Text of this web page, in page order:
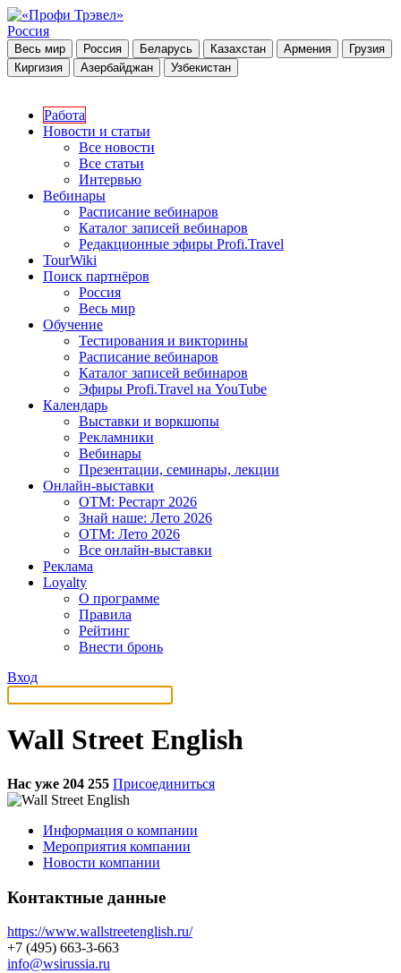
Россия
Весь мир Россия Беларусь Казахстан Армения
Грузия
Киргизия
Азербайджан Узбекистан
Работа
Новости и статьи
Все новости
Все статьи
Интервью
Вебинары
Расписание вебинаров
Каталог записей вебинаров
Редакционные эфиры Profi.Travel
TourWiki
Поиск партнёров
Россия
Весь мир
Обучение
Тестирования и викторины
Расписание вебинаров
Каталог записей вебинаров
Эфиры Profi.Travel на YouTube
Календарь
Выставки и воркшопы
Рекламники
Вебинары
Презентации, семинары, лекции
Онлайн-выставки
OTM: Рестарт 2026
Знай наше: Лето 2026
OTM: Лето 2026
Все онлайн-выставки
Реклама
Loyalty
О программе
Правила
Рейтинг
Внести бронь
Вход
Wall Street English
Нас уже 204 255 Присоединиться
Информация о компании
Мероприятия компании
Новости компании
Контактные данные
https://www.wallstreetenglish.ru/
+7 (495) 663-3-663
info@wsirussia.ru